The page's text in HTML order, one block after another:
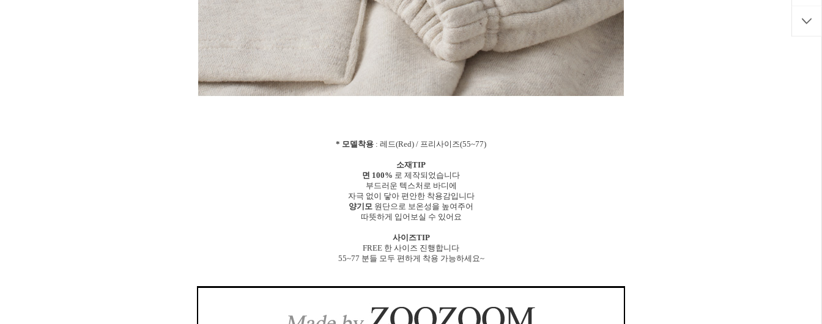
* 모델착용 : 레드(Red) / 프리사이즈(55~77)
소재TIP
면 100% 로 제작되었습니다
부드러운 텍스처로 바디에
자극 없이 닿아 편안한 착용감입니다
양기모 원단으로 보온성을 높여주어
따뜻하게 입어보실 수 있어요
사이즈TIP
FREE 한 사이즈 진행합니다
55~77 분들 모두 편하게 착용 가능하세요~